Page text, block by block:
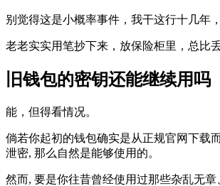
别觉得这是小概率事件，我干这行十几年
老老实实用笔抄下来，放保险柜里，总比
旧钱包的密钥还能继续用吗
能，但得看情况。
倘若你起初的钱包确实是从正规官网下载
泄密, 那么自然是能够使用的。
然而, 要是你往昔曾经使用过那些杂乱无